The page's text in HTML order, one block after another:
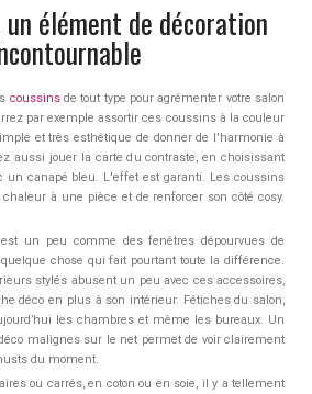
un élément de décoration
coussinsde tout type pour agrémenter votre salon
par exemple assortir ces coussins à la couleur
et très esthétique de donner de l'harmonie à
aussi jouer la carte du contraste, en choisissant
un canapé bleu. L'effet est garanti. Les coussins
à une pièce et de renforcer son côté cosy.
un peu comme des fenêtres dépourvues de
chose qui fait pourtant toute la différence.
stylés abusent un peu avec ces accessoires,
déco en plus à son intérieur. Fétiches du salon,
les chambres et même les bureaux. Un
malignes sur le net permet de voir clairement
du moment.
ou carrés, en coton ou en soie, il y a tellement